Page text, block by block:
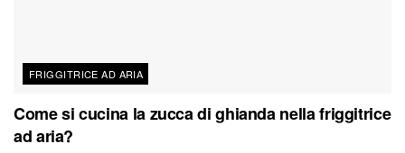
FRIGGITRICE AD ARIA
Come si cucina la zucca di ghianda nella friggitrice
ad aria?